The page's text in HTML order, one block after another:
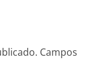
Campos